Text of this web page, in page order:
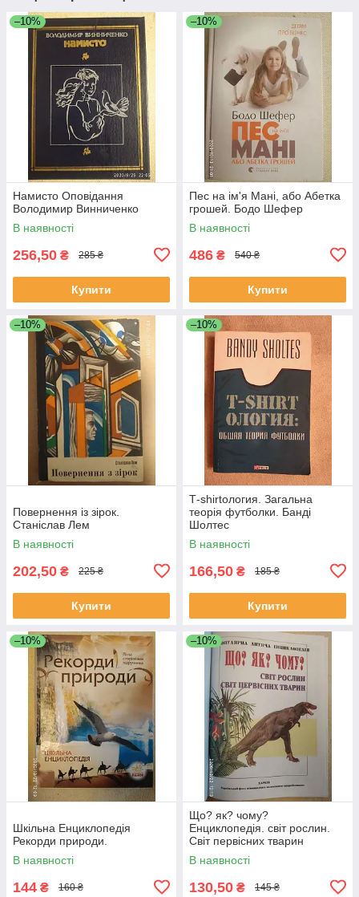
–10%
Намисто Оповідання
Володимир Винниченко
В наявності
256,50 ₴ 285 ₴
Купити
–10%
Пес на ім'я Мані, або Абетка
грошей. Бодо Шефер
В наявності
486 ₴ 540 ₴
Купити
–10%
Повернення із зірок.
Станіслав Лем
В наявності
202,50 ₴ 225 ₴
Купити
–10%
Т-shirtология. Загальна
теорія футболки. Банді
Шолтес
В наявності
166,50 ₴ 185 ₴
Купити
–10%
Шкільна Енциклопедія
Рекорди природи.
В наявності
144 ₴ 160 ₴
–10%
Що? як? чому?
Енциклопедія. світ рослин.
Світ первісних тварин
В наявності
130,50 ₴ 145 ₴